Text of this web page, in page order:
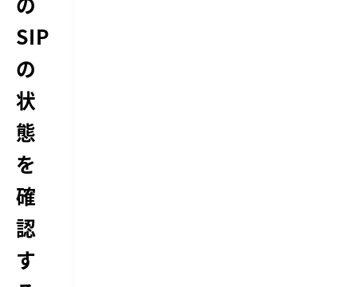
SIP
の
状
態
を
確
認
す